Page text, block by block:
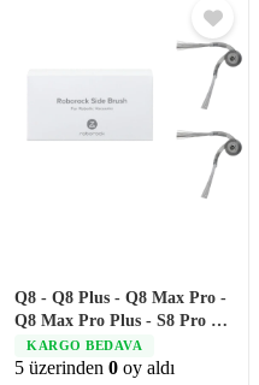
Q8 - Q8 Plus - Q8 Max Pro -
Q8 Max Pro Plus - S8 Pro -
S8 Pro Plus - Saros 10R -
Saros 10 - Saros Z70 - Qrevo
KARGO BEDAVA
5 üzerinden 0 oy aldı